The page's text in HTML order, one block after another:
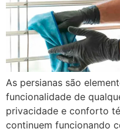
As persianas são
funcionalidade de
privacidade e conforto
continuem funcionando